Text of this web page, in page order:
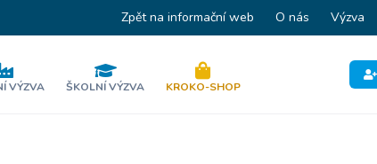
Zpět na informační web O nás Výzva
VÝZVA ŠKOLNÍ VÝZVA KROKO-SHOP